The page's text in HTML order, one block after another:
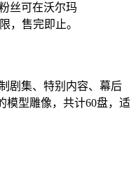
丝可在沃尔玛
，售完即止。
剧集、特别内容、幕后
模型雕像，共计60盘，适